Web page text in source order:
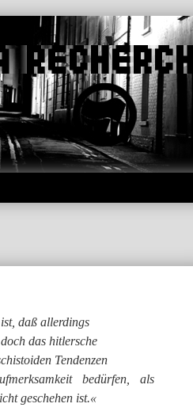
daß allerdings
das hitlersche
Tendenzen
bedürfen, als
geschehen ist.«